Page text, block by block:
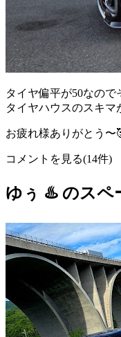
タイヤ偏平が50なの
タイヤハウスのスキマ
お疲れ様ありがとう〜
コメントを見る(14件)
ゆぅ ♨️ のスペ